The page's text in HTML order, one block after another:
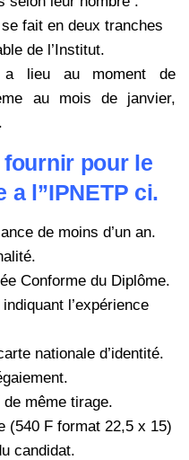
fait en deux tranches
de l’Institut.
a lieu au moment de
au mois de janvier,
pour le
l’’IPNETP ci.
de moins d’un an.
Conforme du Diplôme.
l’expérience
nationale d’identité.
de même tirage.
(540 F format 22,5 x 15)
candidat.